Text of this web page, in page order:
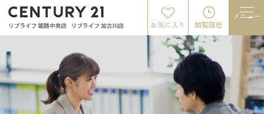
お気に入り 閲覧履歴
メニュー